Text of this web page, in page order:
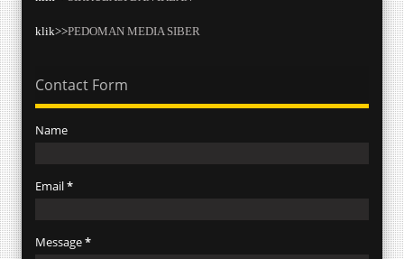
klik>>PEDOMAN MEDIA SIBER
Contact Form
Name
Email*
Message*